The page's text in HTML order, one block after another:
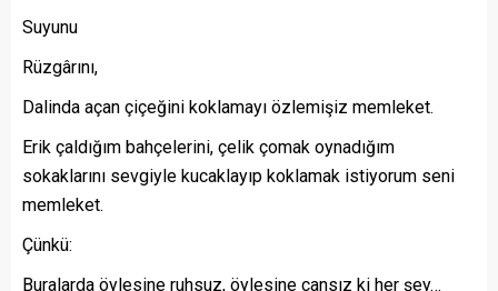
Suyunu
Rüzgârını,
Dalinda açan çiçeğini koklamayı özlemişiz memleket.
Erik çaldığım bahçelerini, çelik çomak oynadığım
sokaklarını sevgiyle kucaklayıp koklamak istiyorum seni
memleket.
Çünkü:
Buralarda öylesine ruhsuz, öylesine cansız ki her şey…